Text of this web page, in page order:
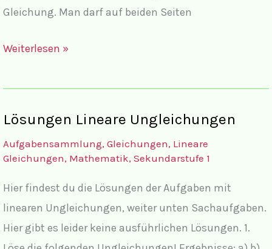
Gleichung. Man darf auf beiden Seiten
Aufgaben
Ungleichungen
Weiterlesen »
Lösungen Lineare Ungleichungen
Aufgabensammlung, Gleichungen, Lineare
Gleichungen, Mathematik, Sekundarstufe 1
Hier findest du die Lösungen der Aufgaben mit
linearen Ungleichungen, weiter unten Sachaufgaben.
Hier gibt es leider keine ausführlichen Lösungen. 1.